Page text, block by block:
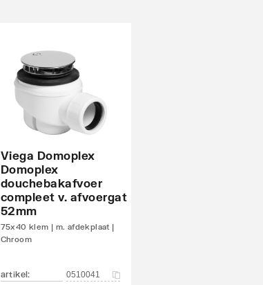
Viega Domoplex
Domoplex
douchebakafvoer
compleet v. afvoergat
52mm
75x40 klem | m. afdekplaat |
Chroom
artikel: 0510041